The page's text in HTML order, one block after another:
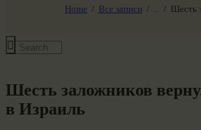
Home Все записи Шесть
Шесть заложников
в Израиль